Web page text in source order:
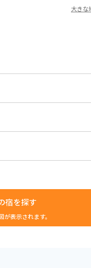
大きな
宿を探す
表示されます。